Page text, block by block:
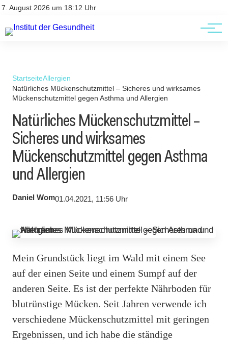
7. August 2026 um 18:12 Uhr
Kontakt
Kontakt
AGBs
StartseiteAllergien
Natürliches Mückenschutzmittel – Sicheres und wirksames
Mückenschutzmittel gegen Asthma und Allergien
Natürliches Mückenschutzmittel –
Sicheres und wirksames
Mückenschutzmittel gegen Asthma
und Allergien
Daniel Wom01.04.2021, 11:56 Uhr
Mein Grundstück liegt im Wald mit einem See
auf der einen Seite und einem Sumpf auf der
anderen Seite. Es ist der perfekte Nährboden für
blutrünstige Mücken. Seit Jahren verwende ich
verschiedene Mückenschutzmittel mit geringen
Ergebnissen, und ich habe die ständige